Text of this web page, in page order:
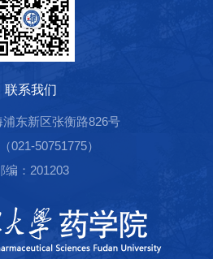
联系我们
东新区张衡路826号
021-50751775）
编：201203